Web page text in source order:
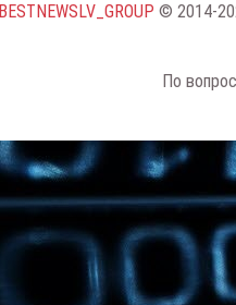
BESTNEWSLV_GROUP © 2014-
По